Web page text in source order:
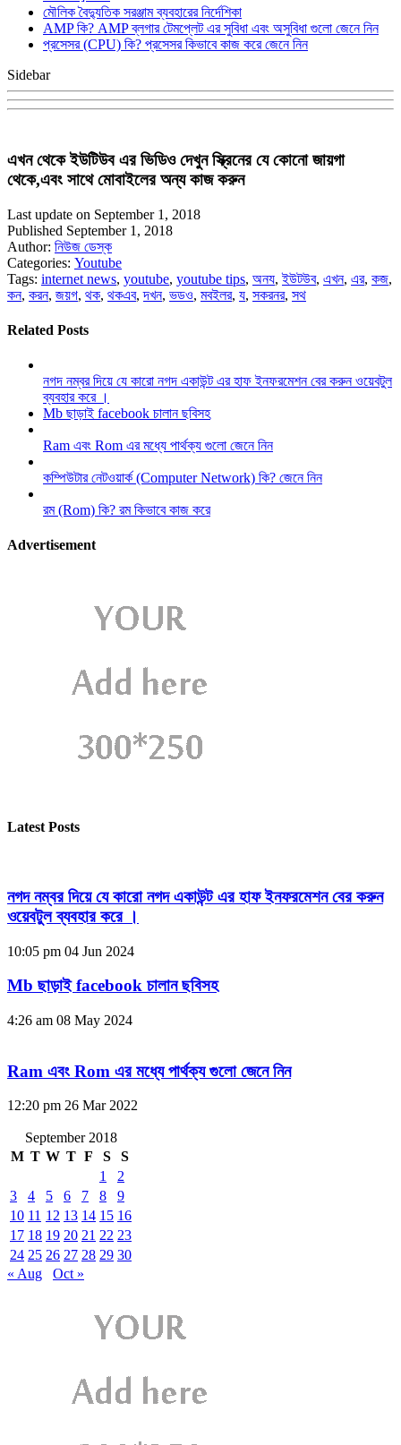
মৌলিক বৈদ্যুতিক সরঞ্জাম ব্যবহারের নির্দেশিকা
AMP কি? AMP ব্লগার টেমপ্লেট এর সুবিধা এবং অসুবিধা গুলো জেনে নিন
প্রসেসর (CPU) কি? প্রসেসর কিভাবে কাজ করে জেনে নিন
Sidebar
এখন থেকে ইউটিউব এর ভিডিও দেখুন স্ক্রিনের যে কোনো জায়গা
থেকে,এবং সাথে মোবাইলের অন্য কাজ করুন
Last update on September 1, 2018
Published September 1, 2018
Author: নিউজ ডেস্ক
Categories: Youtube
Tags: internet news, youtube, youtube tips, অনয,ইউটউব, এখন, এর, কজ,
কন, করন, জয়গ, থক, থকএব,দখন, ভডও, মবইলর, য, সকরনর, সথ
Related Posts
নগদ নম্বর দিয়ে যে কারো নগদ একাউন্ট এর হাফ ইনফরমেশন বের করুন ওয়েবটুল
ব্যবহার করে ।
Mb ছাড়াই facebook চালান ছবিসহ
Ram এবং Rom এর মধ্যে পার্থক্য গুলো জেনে নিন
কম্পিউটার নেটওয়ার্ক (Computer Network) কি? জেনে নিন
রম (Rom) কি? রম কিভাবে কাজ করে
Advertisement
Latest Posts
নগদ নম্বর দিয়ে যে কারো নগদ একাউন্ট এর হাফ ইনফরমেশন বের করুন
ওয়েবটুল ব্যবহার করে ।
10:05 pm 04 Jun 2024
Mb ছাড়াই facebook চালান ছবিসহ
4:26 am 08 May 2024
Ram এবং Rom এর মধ্যে পার্থক্য গুলো জেনে নিন
12:20 pm 26 Mar 2022
September 2018
M T W T F S
S
1
2
3
4 5 6 7 8
9
10 11 12 13 14 15 16
17 18 19 20 21 22 23
24 25 26 27 28 29 30
« Aug
Oct »